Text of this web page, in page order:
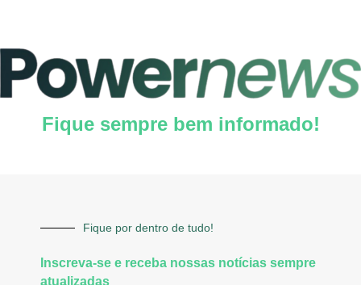
Fique sempre bem informado!
Fique por dentro de tudo!
Inscreva-se e receba nossas notícias sempre
atualizadas